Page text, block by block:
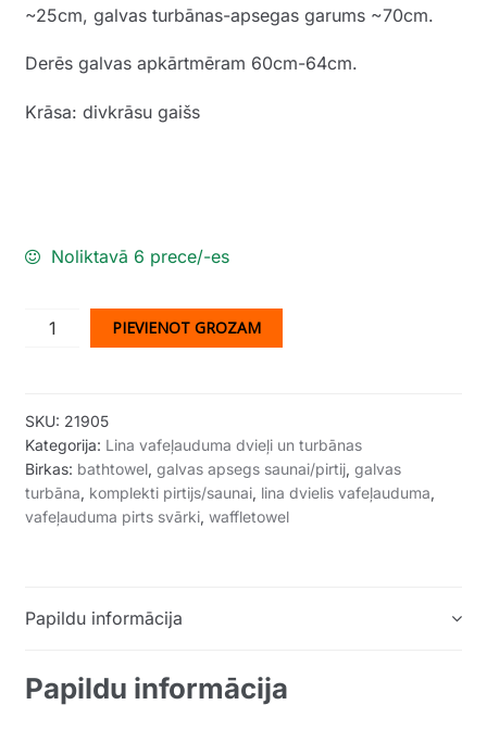
~25cm, galvas turbānas-apsegas garums ~70cm.
Derēs galvas apkārtmēram 60cm-64cm.
Krāsa: divkrāsu gaišs
Noliktavā 6 prece/-es
Lina/kokvilnas
vafeļauduma
(krāsa-
divkrāsu
gaišs).
Paredzēts
galvas
60cm-
64cm.
PIEVIENOT GROZAM
SKU: 21905
Kategorija: Lina vafeļauduma dvieļi un turbānas
Birkas: bathtowel, galvas apsegs saunai/pirtij, galvas
turbāna, komplekti pirtijs/saunai, lina dvielis vafeļauduma,
vafeļauduma pirts svārki, waffletowel
Papildu informācija
Papildu informācija